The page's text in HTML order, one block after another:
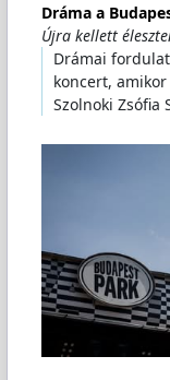
Dráma a
Újra kellett
Drámai
koncert,
Szolnoki Zsófia